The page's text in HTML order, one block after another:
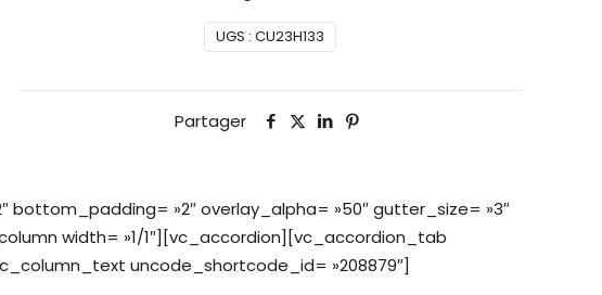
UGS : CU23H133
Partager
»2″ overlay_alpha= »50″ gutter_size= »3″
width= »1/1″][vc_accordion][vc_accordion_tab
uncode_shortcode_id= »208879″]